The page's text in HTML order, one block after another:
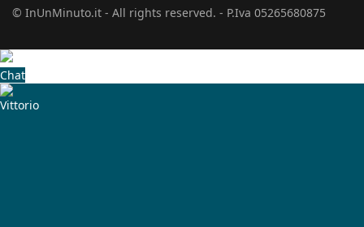
© InUnMinuto.it - All rights reserved. - P.Iva 05265680875
Chat
Vittorio